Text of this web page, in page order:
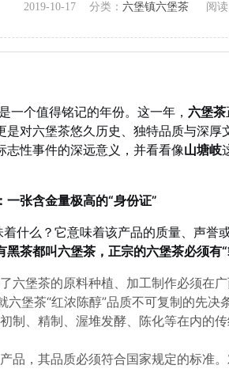
2019-10-17 分类：六堡镇六堡茶 阅
是一个值得铭记的年份。这一年，六堡茶
对六堡茶悠久历史、独特品质与深厚
志性事件的深远意义，并看看像山塘岐
张含金量极高的“身份证”
着什么？它意味着该产品的质量、声誉
黑茶都叫六堡茶，正宗的六堡茶必须有“
六堡茶的原料种植、加工制作必须在
堡茶“红浓陈醇”品质不可复制的先决条
制、精制、渥堆发酵、陈化等在内的
品，其品质必须符合国家规定的标准